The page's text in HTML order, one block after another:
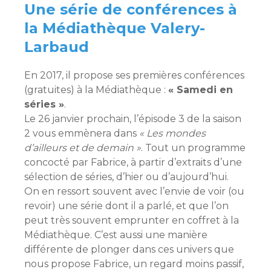
Une série de conférences à
la Médiathèque Valery-
Larbaud
En 2017, il propose ses premières conférences
(gratuites) à la Médiathèque : « Samedi en
séries ».
Le 26 janvier prochain, l’épisode 3 de la saison
2 vous emmènera dans « Les mondes
d’ailleurs et de demain ». Tout un programme
concocté par Fabrice, à partir d’extraits d’une
sélection de séries, d’hier ou d’aujourd’hui.
On en ressort souvent avec l’envie de voir (ou
revoir) une série dont il a parlé, et que l’on
peut très souvent emprunter en coffret à la
Médiathèque. C’est aussi une manière
différente de plonger dans ces univers que
nous propose Fabrice, un regard moins passif,